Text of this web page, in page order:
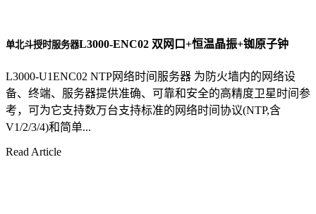
单北斗授时服务器L3000-ENC02 双网口+恒温晶振+铷原子钟
L3000-U1ENC02 NTP网络时间服务器 为防火墙内的网络设
备、终端、服务器提供准确、可靠和安全的高精度卫星时间参
考，可为它支持数万台支持标准的网络时间协议(NTP,含
V1/2/3/4)和简单...
Read Article